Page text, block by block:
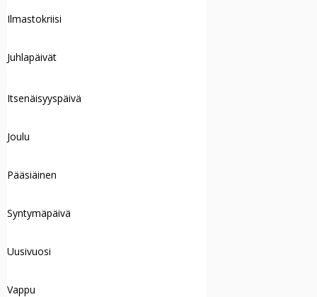
Ilmastokriisi
Juhlapäivät
Itsenäisyyspäivä
Joulu
Pääsiäinen
Syntymäpäivä
Uusivuosi
Vappu